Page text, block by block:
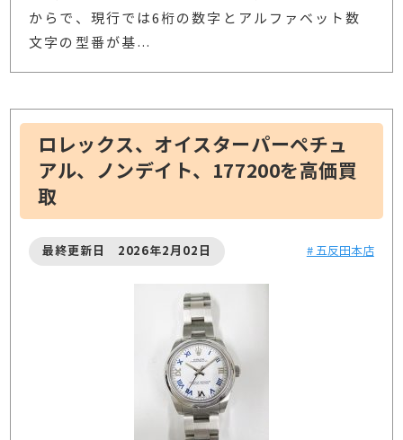
からで、現行では6桁の数字とアルファベット数
文字の型番が基…
ロレックス、オイスターパーペチュ
アル、ノンデイト、177200を高価買
取
最終更新日 2026年2月02日 # 五反田本店